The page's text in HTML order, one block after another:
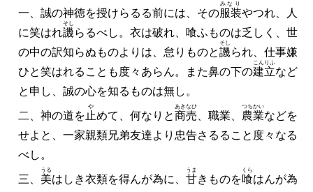
一、誠の神徳を授けらるる前には、その服装
みなり
やつれ、人
に笑はれ譏
そし
らるべし。衣は破れ、喰ふものは乏しく、世
の中の訳知らぬものよりは、怠りものと譏
そし
られ、仕事嫌
ひと笑はれることも度々あらん。また鼻の下の建立
こんりふ
など
と申し、誠の心を知るものは無し。
二、神の道を 止
や
めて、何なりと商売
あきなひ
、職業、 農業
つちかい
などを
せよと、一家親類兄弟友達より忠告さるること度々なる
べし。
三、 美
うる
はしき衣類を得んが為に、 甘
うま
きものを喰
くら
はんが為